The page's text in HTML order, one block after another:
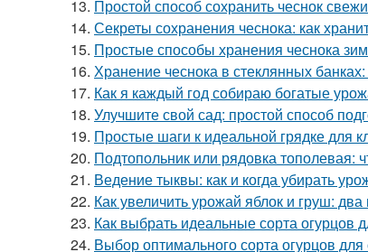
13. Простой способ сохранить чеснок
14. Секреты сохранения чеснока: как
15. Простые способы хранения чеснока
16. Хранение чеснока в стеклянных
17. Как я каждый год собираю богатые
18. Улучшите свой сад: простой способ
19. Простые шаги к идеальной грядке для
20. Подтопольник или рядовка тополевая:
21. Ведение тыквы: как и когда убирать
22. Как увеличить урожай яблок и груш:
23. Как выбрать идеальные сорта огурцов
24. Выбор оптимального сорта огурцов